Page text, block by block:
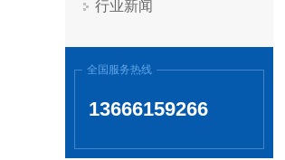
行业新闻
全国服务热线
13666159266